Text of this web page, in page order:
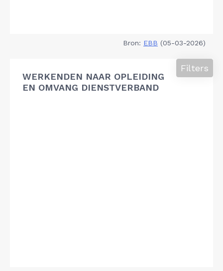
Bron: EBB (05-03-2026)
WERKENDEN NAAR OPLEIDING
EN OMVANG DIENSTVERBAND
Filters